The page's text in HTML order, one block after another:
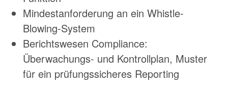
Mindestanforderung an ein Whistle-
Blowing-System
Berichtswesen Compliance:
Überwachungs- und Kontrollplan, Muster
für ein prüfungssicheres Reporting